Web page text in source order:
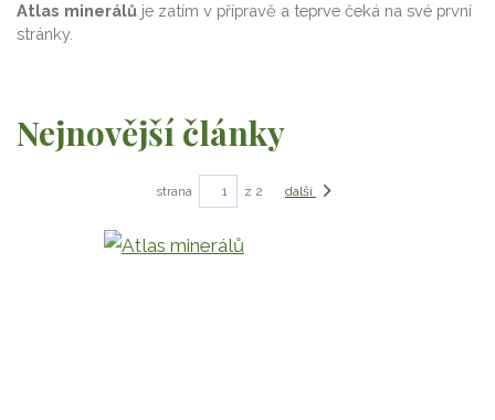
Atlas minerálů je zatím v přípravě a teprve čeká na své první
stránky.
Nejnovější články
strana z 2 další